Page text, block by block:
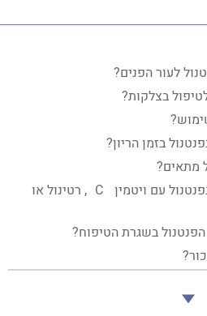
לעור הפנים?
בצלקות?
בזמן הריון?
עם ויטמין C , רטינול או
בשגרת הטיפוח?